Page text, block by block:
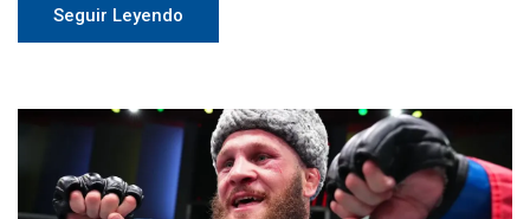
Seguir Leyendo